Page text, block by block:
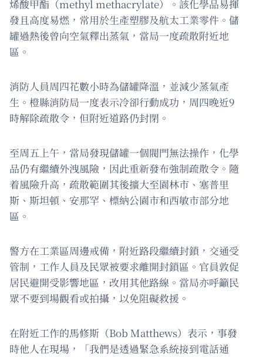
烯酸甲酯（methyl methacrylate）。該化學品易揮
發且高度易燃，常用於生產塑膠及航太工業零件。儲
罐過熱後曾向空氣釋出蒸氣，當局一度疏散附近地
區。
消防人員周四花數小時為儲罐降溫，並減少蒸氣產
生。橙縣消防局一度表示冷卻行動成功，周四晚近9
時解除疏散令，但附近道路仍封閉。
至周五上午，當局發現儲罐一個閥門無法操作，化學
品仍有繼續外洩風險，因此重新發布強制疏散令。隨
着風險升高，疏散範圍其後擴大至園林市、塞普里
斯、斯坦頓、安那罕、標納公園市和西敏市部分地
區。
警方在工業區周邊戒備，附近路段繼續封鎖，交通受
管制，工作人員及民眾被要求離開封鎖區。官員敦促
居民避開受影響地區，改用其他路線。當局亦呼籲民
眾不要到場觀看或拍攝，以免阻礙救援。
在附近工作的馬修斯（Bob Matthews）表示，事發
時他人在現場，「我們是透過緊急系統接到電話通